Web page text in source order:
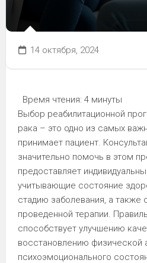
14 октября, 2024
Время чтения: 4 минуты
Выбор реабилитационной
рака – это одно из самых
принимает пациент.
значительно помочь в этом
предоставляет
учитывающие состояние
стадию заболевания, а также
проведенной терапии.
способствует улучшению
восстановлению физической
психоэмоционального